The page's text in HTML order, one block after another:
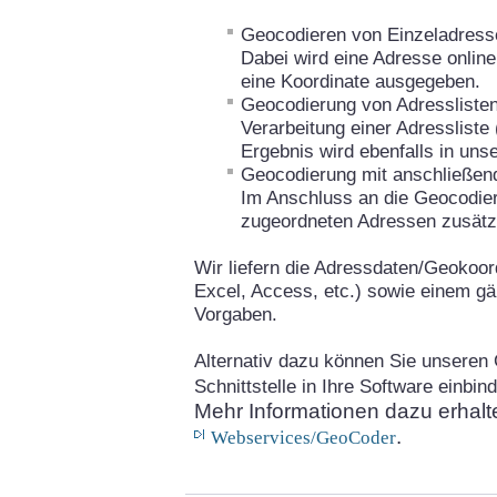
Geocodieren von
Dabei wird eine Adresse
eine Koordinate ausgegeben.
Geocodierung von
Verarbeitung einer
Ergebnis wird ebenfalls in
Geocodierung mit
Im Anschluss an die
zugeordneten Adressen
Wir liefern die Adressdaten/
Excel, Access, etc.) sowie einem
Vorgaben.
Alternativ dazu können Sie
Schnittstelle in Ihre Software
Mehr Informationen dazu
Webservices/GeoCoder.